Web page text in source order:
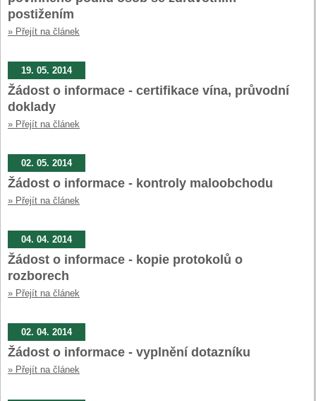
postižením
» Přejít na článek
19. 05. 2014
Žádost o informace - certifikace vína, průvodní
doklady
» Přejít na článek
02. 05. 2014
Žádost o informace - kontroly maloobchodu
» Přejít na článek
04. 04. 2014
Žádost o informace - kopie protokolů o
rozborech
» Přejít na článek
02. 04. 2014
Žádost o informace - vyplnění dotazníku
» Přejít na článek